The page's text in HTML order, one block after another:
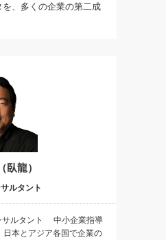
、多くの企業の第二成
臥龍）
ルタント
サルタント 中小企業指導
本とアジア各国で企業の